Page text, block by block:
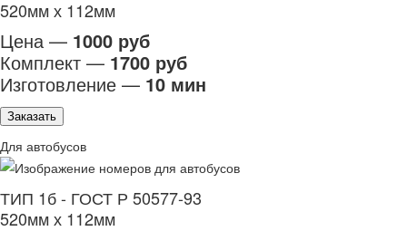
520мм х 112мм
Цена — 1000 руб
Комплект — 1700 руб
Изготовление — 10 мин
Заказать
Для автобусов
ТИП 1б - ГОСТ Р 50577-93
520мм х 112мм